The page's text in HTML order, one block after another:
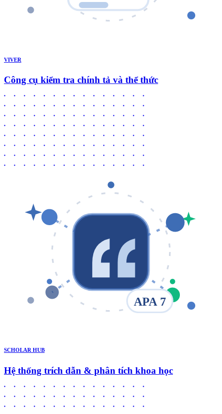
VIVER
Công cụ kiểm tra chính tả và thể thức
APA 7
SCHOLAR HUB
Hệ thống trích dẫn & phân tích khoa học